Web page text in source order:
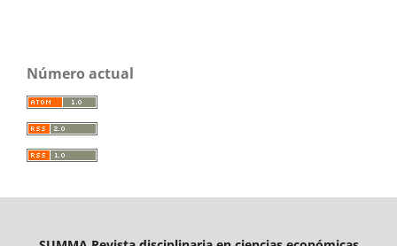
Número actual